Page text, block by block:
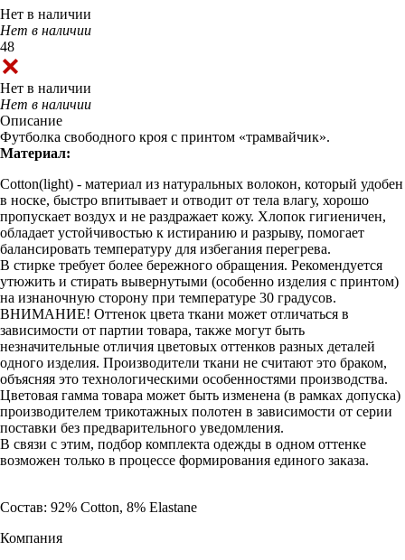
Нет в наличии
Нет в наличии
48
Нет в наличии
Нет в наличии
Описание
Футболка свободного кроя с принтом «трамвайчик».
Материал:
Cotton(light) - материал из натуральных волокон, который удобен
в носке, быстро впитывает и отводит от тела влагу, хорошо
пропускает воздух и не раздражает кожу. Хлопок гигиеничен,
обладает устойчивостью к истиранию и разрыву, помогает
балансировать температуру для избегания перегрева.
В стирке требует более бережного обращения. Рекомендуется
утюжить и стирать вывернутыми (особенно изделия с принтом)
на изнаночную сторону при температуре 30 градусов.
ВНИМАНИЕ! Оттенок цвета ткани может отличаться в
зависимости от партии товара, также могут быть
незначительные отличия цветовых оттенков разных деталей
одного изделия. Производители ткани не считают это браком,
объясняя это технологическими особенностями производства.
Цветовая гамма товара может быть изменена (в рамках допуска)
производителем трикотажных полотен в зависимости от серии
поставки без предварительного уведомления.
В связи с этим, подбор комплекта одежды в одном оттенке
возможен только в процессе формирования единого заказа.
Состав: 92% Cotton, 8% Elastane
Компания